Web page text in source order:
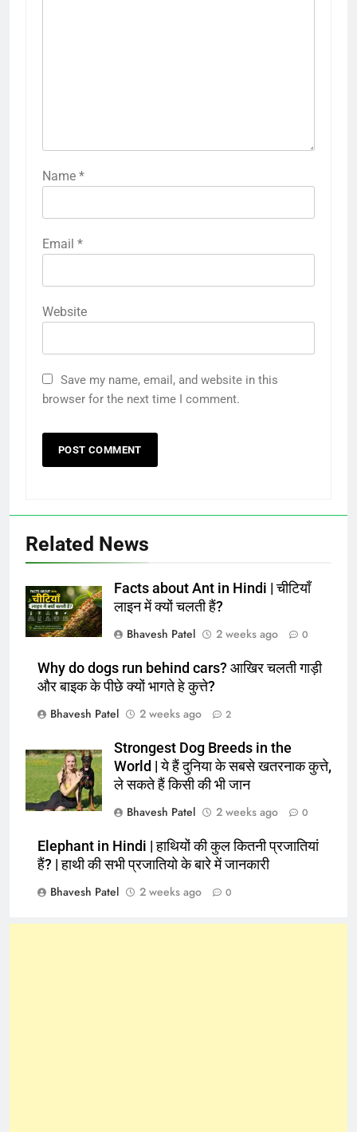
Name *
Email *
Website
Save my name, email, and website in this
browser for the next time I comment.
Related News
Facts about Ant in Hindi | चीटियाँ
लाइन में क्यों चलती हैं?
Bhavesh Patel
2 weeks ago 0
Why do dogs run behind cars? आखिर चलती गाड़ी
और बाइक के पीछे क्यों भागते हे कुत्ते?
Bhavesh Patel
2 weeks ago 2
Strongest Dog Breeds in the
World | ये हैं दुनिया के सबसे खतरनाक कुत्ते,
ले सकते हैं किसी की भी जान
Bhavesh Patel
2 weeks ago 0
Elephant in Hindi | हाथियों की कुल कितनी प्रजातियां
हैं? | हाथी की सभी प्रजातियो के बारे में जानकारी
Bhavesh Patel
2 weeks ago 0